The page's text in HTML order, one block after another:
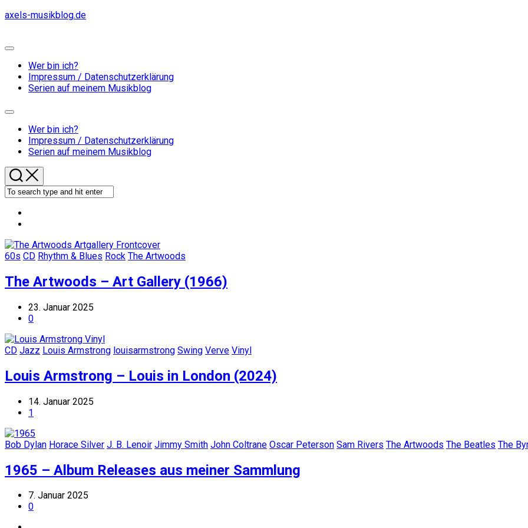
Skip
axels-musikblog.de
Expand
Wer bin ich?
Impressum / Datenschutzerklärung
Serien auf meinem Musikblog
Expand
Wer bin ich?
Impressum / Datenschutzerklärung
Serien auf meinem Musikblog
60s CD Rhythm & Blues Rock The Artwoods
The Artwoods – Art Gallery (1966)
23. Januar 2025
0
CD Jazz Louis Armstrong louisarmstrong Swing Verve Vinyl
Louis Armstrong – Louis in London (2024)
14. Januar 2025
1
Bob Dylan Horace Silver J. B. Lenoir Jimmy Smith John Coltrane Oscar Peterson Sam Rivers The Artwoods The Beatles The
1965 – Album Releases aus meiner Sammlung
7. Januar 2025
0